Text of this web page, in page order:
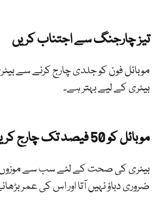
تیز چارجنگ سے اجتناب کریں
موبائل فون کو جلدی چارج کرنے سے
بیٹری کے لیے بہتر ہے۔
موبائل کو 50 فیصد تک چارج کریں
ضروری دباؤ نہیں آتا اور اس کی عمر